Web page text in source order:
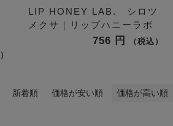
LIP HONEY LAB. シロツ
メクサ｜リップハニーラボ
756 税込
新着順 価格が安い順 価格が高い順